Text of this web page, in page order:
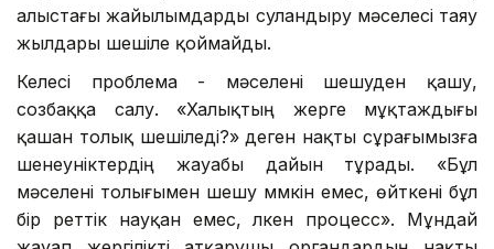
алыстағы жайылымдарды суландыру мәселесі таяу
жылдары шешіле қоймайды.
Келесі проблема - мәселені шешуден қашу,
созбаққа салу. «Халықтың жерге мұқтаждығы
қашан толық шешіледі?» деген нақты сұрағымызға
шенеуніктердің жауабы дайын тұрады. «Бұл
мәселені толығымен шешу мүмкін емес, өйткені бұл
бір реттік науқан емес, үлкен процесс». Мұндай